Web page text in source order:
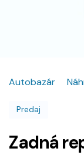
Autobazár
Predaj
Zadná